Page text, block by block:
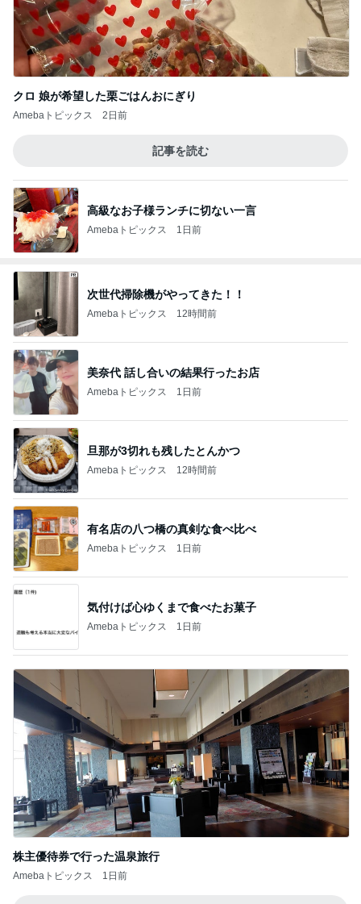
クロ 娘が希望した栗ごはんおにぎり
Amebaトピックス 2日前
記事を読む
高級なお子様ランチに切ない一言
Amebaトピックス 1日前
次世代掃除機がやってきた！！
Amebaトピックス 12時間前
美奈代 話し合いの結果行ったお店
Amebaトピックス 1日前
旦那が3切れも残したとんかつ
Amebaトピックス 12時間前
有名店の八つ橋の真剣な食べ比べ
Amebaトピックス 1日前
気付けば心ゆくまで食べたお菓子
Amebaトピックス 1日前
株主優待券で行った温泉旅行
Amebaトピックス 1日前